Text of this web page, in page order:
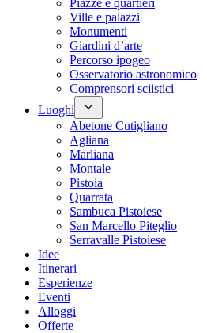
Piazze e quartieri
Ville e palazzi
Monumenti
Giardini d’arte
Percorso ipogeo
Osservatorio astronomico
Comprensori sciistici
Luoghi
Abetone Cutigliano
Agliana
Marliana
Montale
Pistoia
Quarrata
Sambuca Pistoiese
San Marcello Piteglio
Serravalle Pistoiese
Idee
Itinerari
Esperienze
Eventi
Alloggi
Offerte